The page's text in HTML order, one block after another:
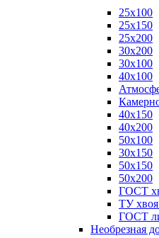
25х100
25х150
25х200
30х200
30х100
40х100
40х150
40х200
50х100
30х150
50х150
50х200
ГОСТ
ТУ хвоя
ГОСТ
Необрезная